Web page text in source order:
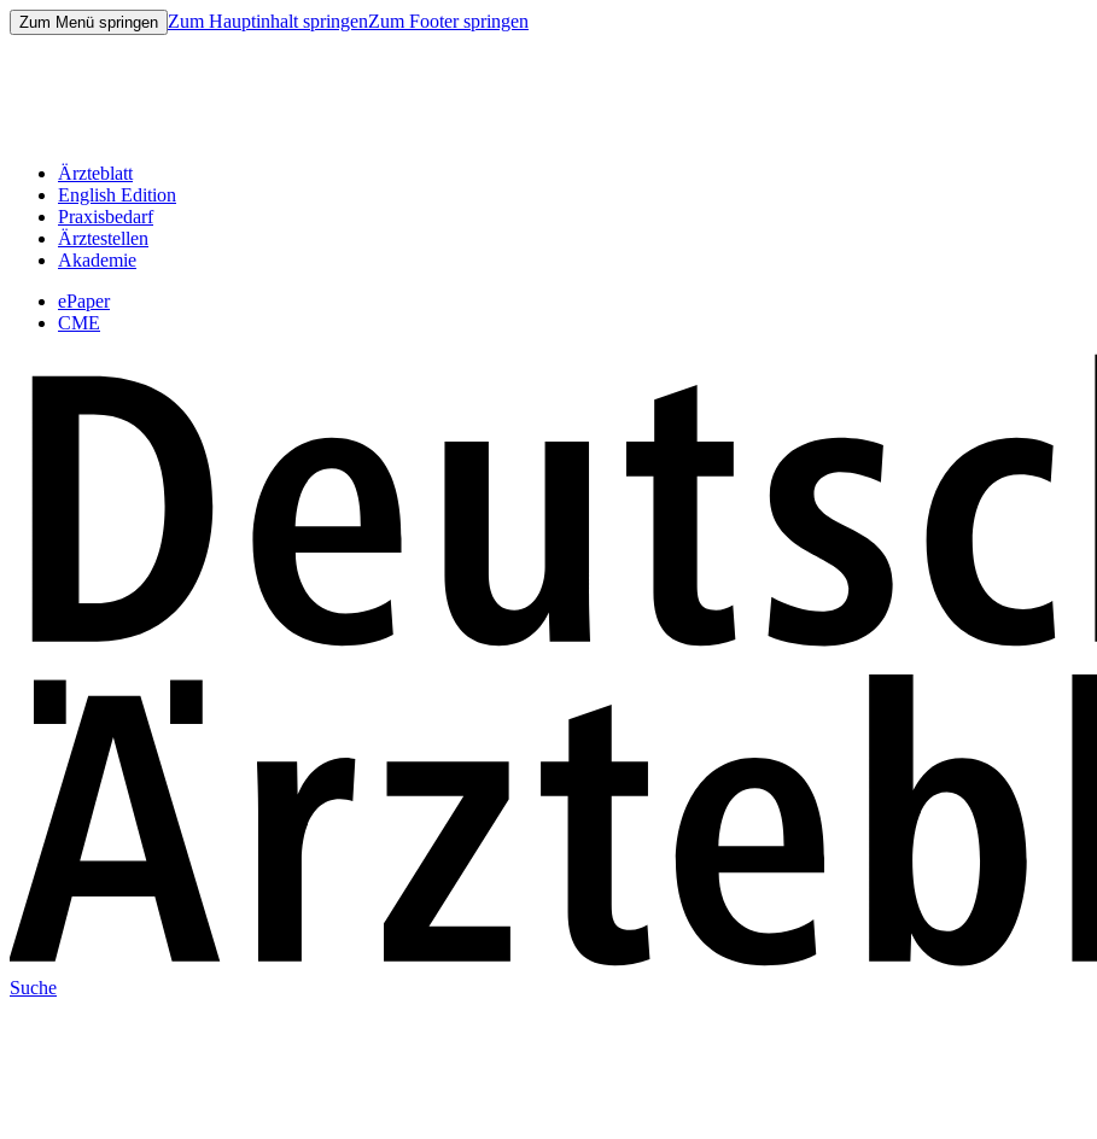
Zum Menü springen Zum Hauptinhalt springenZum Footer springen
Ärzteblatt
English Edition
Praxisbedarf
Ärztestellen
Akademie
ePaper
CME
Suche